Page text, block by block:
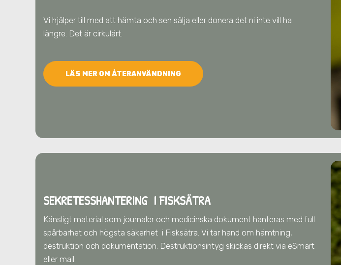
Vi hjälper till med att hämta och sen sälja eller donera det ni inte vill ha
längre. Det är cirkulärt.
LÄS MER OM ÅTERANVÄNDNING
SEKRETESSHANTERING I FISKSÄTRA
Känsligt material som journaler och medicinska dokument hanteras med full
spårbarhet och högsta säkerhet i Fisksätra. Vi tar hand om hämtning,
destruktion och dokumentation. Destruktionsintyg skickas direkt via eSmart
eller mail.